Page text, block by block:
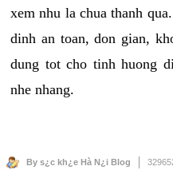
xem nhu la chua thanh
dinh an toan, don gian,
dung tot cho tinh huong
nhe nhang.
By s¿c kh¿e Hà N¿i Blog